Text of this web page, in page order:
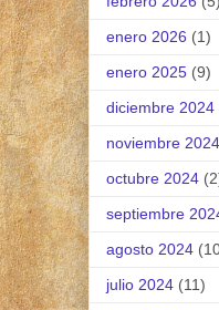
enero 2026 (1)
enero 2025 (9)
diciembre 2024
noviembre 2024
octubre 2024
septiembre
agosto 2024
julio 2024 (11)